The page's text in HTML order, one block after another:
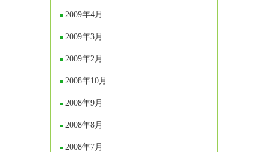
2009年4月
2009年3月
2009年2月
2008年10月
2008年9月
2008年8月
2008年7月